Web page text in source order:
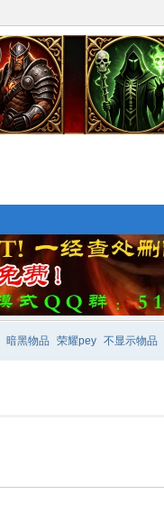
暗黑物品 荣耀pey 不显示物品